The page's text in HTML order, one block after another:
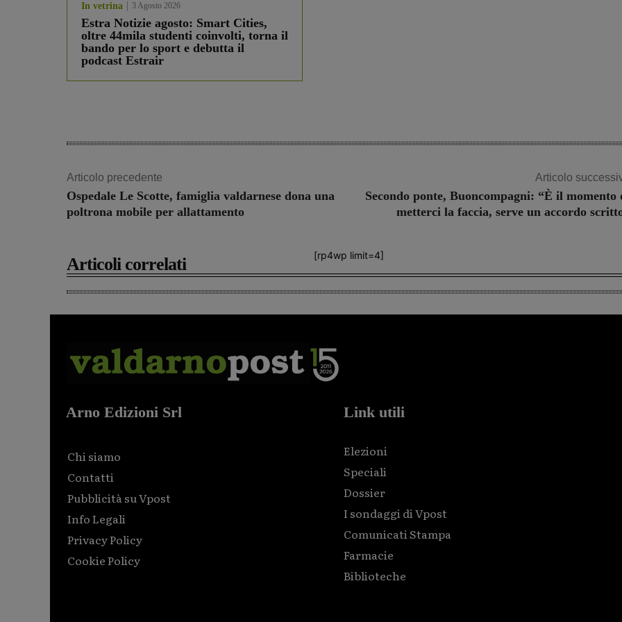
In vetrina 3 Agosto 2026
Estra Notizie agosto: Smart Cities,
oltre 44mila studenti coinvolti, torna il
bando per lo sport e debutta il
podcast Estrair
Articolo precedente
Ospedale Le Scotte, famiglia valdarnese dona una
poltrona mobile per allattamento
Articolo
Secondo ponte, Buoncompagni: “È il momento
metterci la faccia, serve un accordo
[rp4wp limit=4]
Articoli correlati
Arno Edizioni Srl
Chi siamo
Contatti
Pubblicità su Vpost
Info Legali
Privacy Policy
Cookie Policy
Link utili
Elezioni
Speciali
Dossier
I sondaggi di Vpost
Comunicati Stampa
Farmacie
Biblioteche